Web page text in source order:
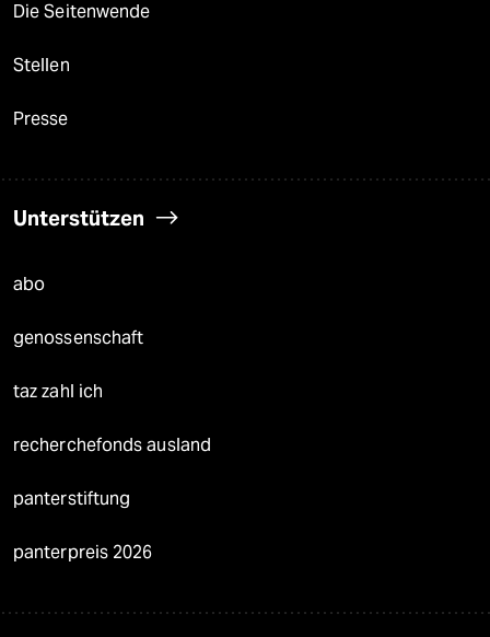
Die Seitenwende
Stellen
Presse
Unterstützen
abo
genossenschaft
taz zahl ich
recherchefonds ausland
panterstiftung
panterpreis 2026